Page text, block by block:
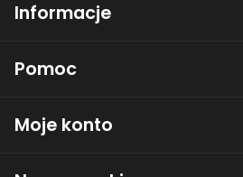
Informacje
Pomoc
Moje konto